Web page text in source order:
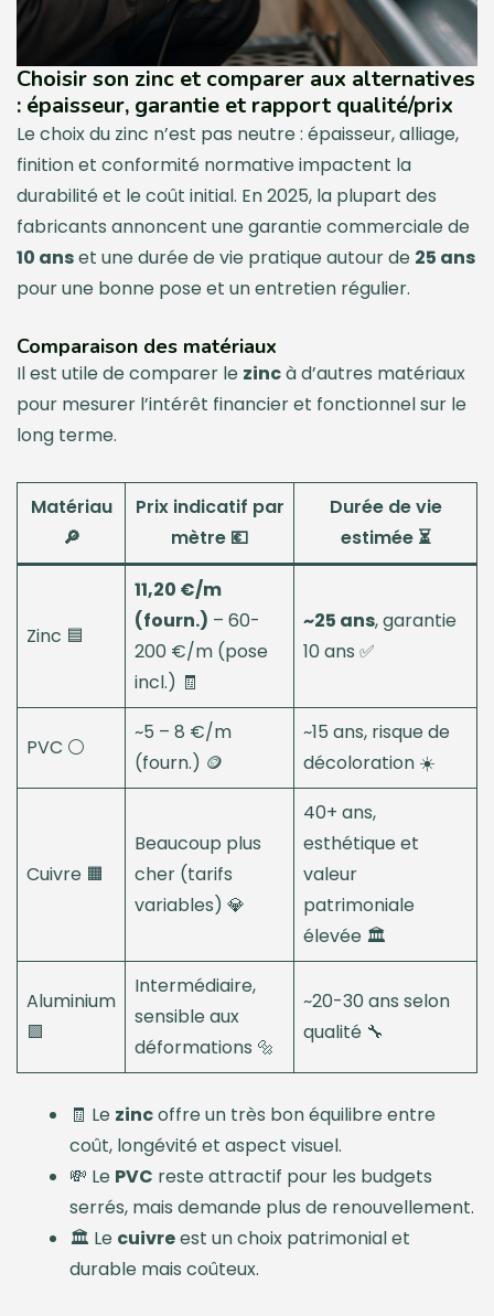
Choisir son zinc et comparer aux alternatives
: épaisseur, garantie et rapport qualité/prix
Le choix du zinc n’est pas neutre : épaisseur, alliage,
finition et conformité normative impactent la
durabilité et le coût initial. En 2025, la plupart des
fabricants annoncent une garantie commerciale de
10 anset une durée de vie pratique autour de 25 ans
pour une bonne pose et un entretien régulier.
Comparaison des matériaux
Il est utile de comparer le zincà d’autres matériaux
pour mesurer l’intérêt financier et fonctionnel sur le
long terme.
Matériau
🔎
Prix indicatif par
mètre 💶
Durée de vie
estimée ⏳
Zinc 🟦
11,20 €/m
(fourn.) – 60-
200 €/m (pose
incl.) 🧾
~25 ans, garantie
10 ans ✅
PVC ⚪
~5 – 8 €/m
(fourn.) 🪙
~15 ans, risque de
décoloration ☀️
Cuivre 🟧
Beaucoup plus
cher (tarifs
variables) 💎
40+ ans,
esthétique et
valeur
patrimoniale
élevée 🏛️
Aluminium
🟪
Intermédiaire,
sensible aux
déformations 🔩
~20-30 ans selon
qualité 🔧
🧾 Le zincoffre un très bon équilibre entre
coût, longévité et aspect visuel.
💸 Le PVC reste attractif pour les budgets
serrés, mais demande plus de renouvellement.
🏛️ Le cuivreest un choix patrimonial et
durable mais coûteux.